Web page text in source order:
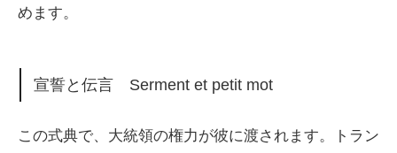
めます。
宣誓と伝言 Serment et petit mot
この式典で、大統領の権力が彼に渡されます。トラン